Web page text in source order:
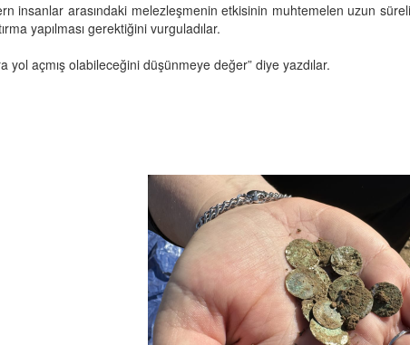
insanlar arasındaki melezleşmenin etkisinin muhtemelen uzun
yapılması gerektiğini vurguladılar.
açmış olabileceğini düşünmeye değer” diye yazdılar.